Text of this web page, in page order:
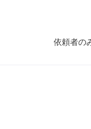
依頼者の